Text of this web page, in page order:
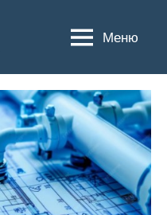
Меню